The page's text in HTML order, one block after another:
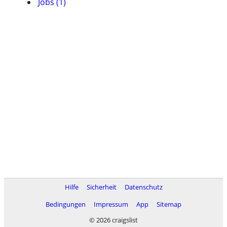
Hilfe Sicherheit
Datenschutz
Bedingungen
Impressum App
Sitemap
© 2026 craigslist